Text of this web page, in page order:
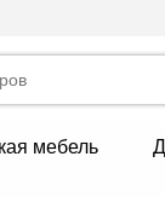
мебель